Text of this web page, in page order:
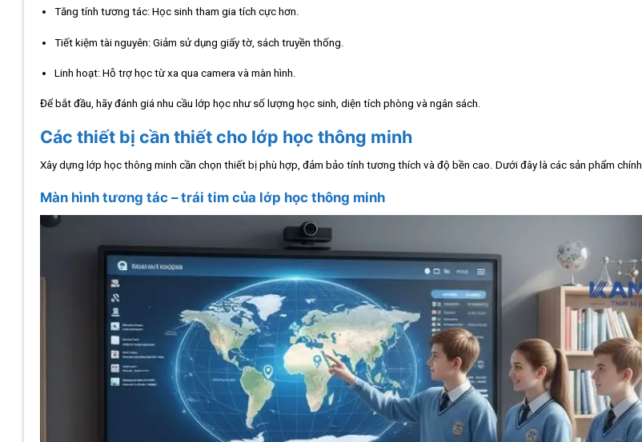
Tăng tính tương tác: Học sinh tham gia tích cực hơn.
Tiết kiệm tài nguyên: Giảm sử dụng giấy tờ, sách truyền thống.
Linh hoạt: Hỗ trợ học từ xa qua camera và màn hình.
Để bắt đầu, hãy đánh giá nhu cầu lớp học như số lượng học sinh, diện tích phòng và ngân sách.
Các thiết bị cần thiết cho lớp học thông minh
Xây dựng lớp học thông minh cần chọn thiết bị phù hợp, đảm bảo tính tương thích và độ bền cao. Dưới đây là các sản phẩm chính.
Màn hình tương tác – trái tim của lớp học thông minh